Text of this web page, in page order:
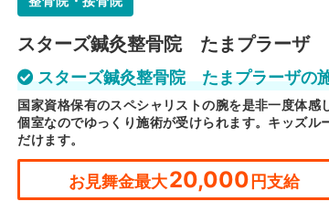
スターズ鍼灸整骨院 たまプラーザ
スターズ鍼灸整骨院 たまプラーザの
国家資格保有のスペシャリストの腕を是非一度体
個室なのでゆっくり施術が受けられます。キッズ
だけます。
お見舞金最大20,000 円支給